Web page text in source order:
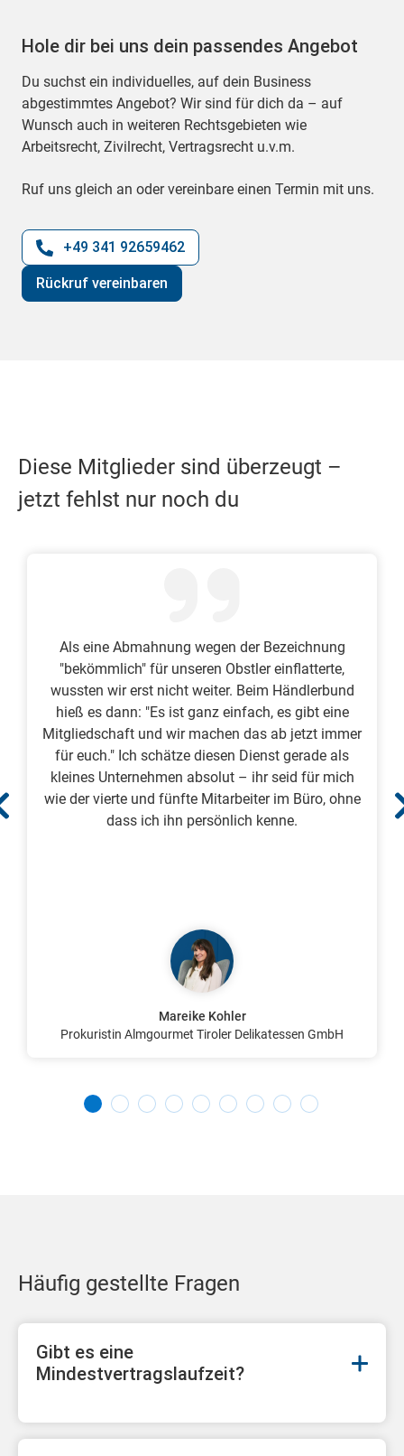
Hole dir bei uns dein passendes Angebot
Du suchst ein individuelles, auf dein Business
abgestimmtes Angebot? Wir sind für dich da – auf
Wunsch auch in weiteren Rechtsgebieten wie
Arbeitsrecht, Zivilrecht, Vertragsrecht u.v.m.
Ruf uns gleich an oder vereinbare einen Termin mit uns.
+49 341 92659462
Rückruf vereinbaren
Diese Mitglieder sind überzeugt –
jetzt fehlst nur noch du
Als eine Abmahnung wegen der Bezeichnung
"bekömmlich" für unseren Obstler einflatterte,
wussten wir erst nicht weiter. Beim Händlerbund
hieß es dann: "Es ist ganz einfach, es gibt eine
Mitgliedschaft und wir machen das ab jetzt immer
für euch." Ich schätze diesen Dienst gerade als
kleines Unternehmen absolut – ihr seid für mich
wie der vierte und fünfte Mitarbeiter im Büro, ohne
dass ich ihn persönlich kenne.
Mareike Kohler
Prokuristin Almgourmet Tiroler Delikatessen GmbH
Häufig gestellte Fragen
Gibt es eine
Mindestvertragslaufzeit?